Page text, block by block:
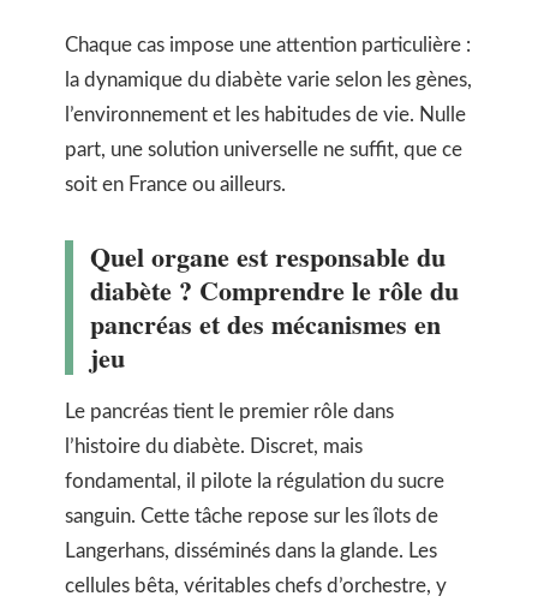
Chaque cas impose une attention particulière :
la dynamique du diabète varie selon les gènes,
l’environnement et les habitudes de vie. Nulle
part, une solution universelle ne suffit, que ce
soit en France ou ailleurs.
Quel organe est responsable du
diabète ? Comprendre le rôle du
pancréas et des mécanismes en
jeu
Le pancréas tient le premier rôle dans
l’histoire du diabète. Discret, mais
fondamental, il pilote la régulation du sucre
sanguin. Cette tâche repose sur les îlots de
Langerhans, disséminés dans la glande. Les
cellules bêta, véritables chefs d’orchestre, y